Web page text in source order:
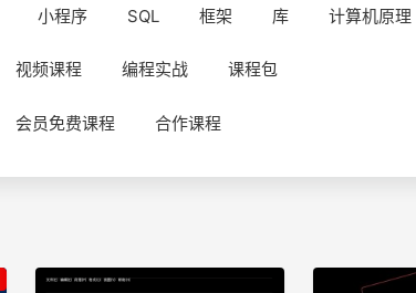
小程序 SQL 框架 库 计算机原理
uni-app APICloud iOS
视频课程 编程实战 课程包
会员免费课程 合作课程